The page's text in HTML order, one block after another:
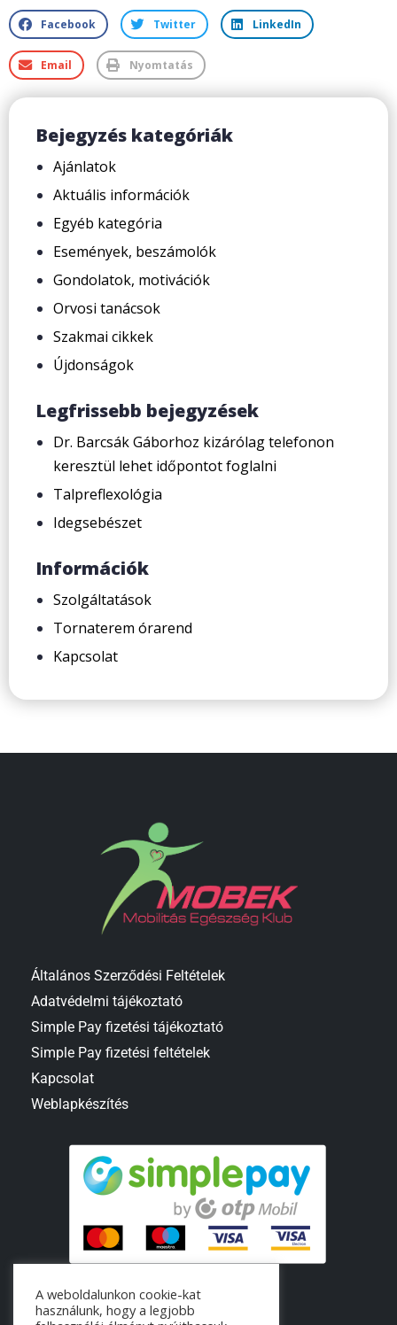
Facebook Twitter LinkedIn
Email Nyomtatás
Bejegyzés kategóriák
Ajánlatok
Aktuális információk
Egyéb kategória
Események, beszámolók
Gondolatok, motivációk
Orvosi tanácsok
Szakmai cikkek
Újdonságok
Legfrissebb bejegyzések
Dr. Barcsák Gáborhoz kizárólag telefonon
keresztül lehet időpontot foglalni
Talpreflexológia
Idegsebészet
Információk
Szolgáltatások
Tornaterem órarend
Kapcsolat
Általános Szerződési Feltételek
Adatvédelmi tájékoztató
Simple Pay fizetési tájékoztató
Simple Pay fizetési feltételek
Kapcsolat
Weblapkészítés
A weboldalunkon cookie-kat
használunk, hogy a legjobb